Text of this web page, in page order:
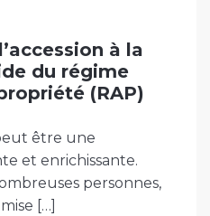
à la
du régime
(RAP)
être une
et enrichissante.
personnes,
[…]